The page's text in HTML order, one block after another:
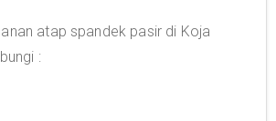
atap spandek pasir di Koja
: